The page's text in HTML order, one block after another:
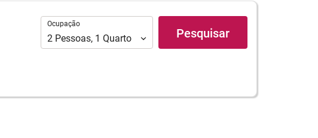
Ocupação
Ocupação
2 Pessoas, 1 Quarto Pesquisar